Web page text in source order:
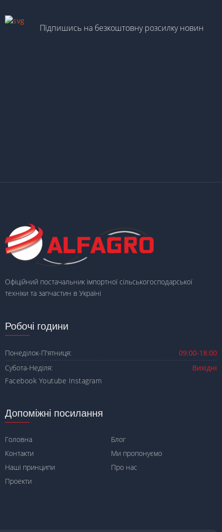
Підпишись на безкоштовну розсилку новин
Офіційний постачальник імпортної сільськогосподарської
техніки та запчастин в Україні
Робочі години
Понеділок-П'ятниця:
09:00-18:00
Субота-Неділя:
Вихідні
Facebook Youtube Instagram
Допоміжні посилання
Головна
Блог
Контакти
Ми пропонуємо
Наші принципи
Про нас
Проекти